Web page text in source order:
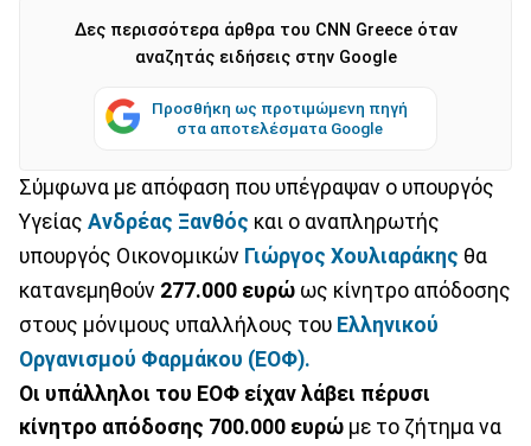
Δες περισσότερα άρθρα του CNN Greece όταν
αναζητάς ειδήσεις στην Google
Προσθήκη ως προτιμώμενη πηγή
στα αποτελέσματα Google
Σύμφωνα με απόφαση που υπέγραψαν ο υπουργός
Υγείας Ανδρέας Ξανθός και ο αναπληρωτής
υπουργός Οικονομικών Γιώργος Χουλιαράκης θα
κατανεμηθούν 277.000 ευρώ ως κίνητρο απόδοσης
στους μόνιμους υπαλλήλους του Ελληνικού
Οργανισμού Φαρμάκου (ΕΟΦ).
Οι υπάλληλοι του ΕΟΦ είχαν λάβει πέρυσι
κίνητρο απόδοσης 700.000 ευρώ με το ζήτημα να